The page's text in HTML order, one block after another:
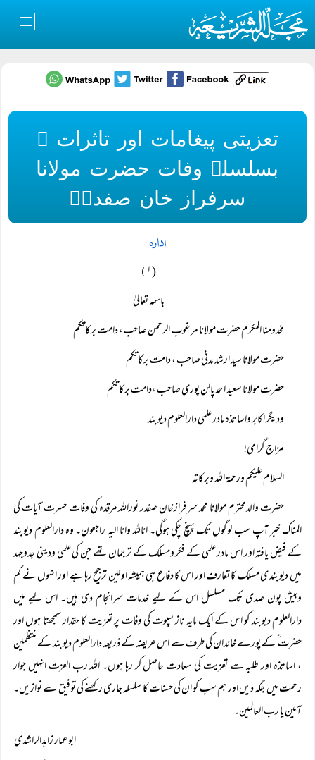
تعزیتی پیغامات اور تاثرات ۔
بسلسلہ وفات حضرت مولانا
سرفراز خان صفدرؒ
ادارہ
( ۱ )
باسمہ تعالیٰ
مخدومنا المکرم حضرت مولانا مرغوب الرحمن صاحب، دامت برکاتکم
حضرت مولانا سید ارشد مدنی صاحب ، دامت برکاتکم
حضرت مولانا سعید احمد پالن پوری صاحب ،دامت برکاتکم
ودیگر اکابر واساتذہ مادر علمی دارالعلوم دیوبند
مزاج گرامی!
السلام علیکم ورحمۃ اللہ وبرکاتہ
حضرت والدمحترم مولانا محمد سرفرازخان صفدر نوراللہ مرقدہ کی وفات حسرت آیات کی
المناک خبر آپ سب لوگوں تک پہنچ چکی ہوگی۔ اناللہ وانا الیہ راجعون۔ وہ دارالعلوم دیوبند
کے فیض یافتہ اور اس مادر علمی کے فکر ومسلک کے ترجمان تھے جن کی علمی ودینی جدوجہد
میں دیوبند ی مسلک کا تعارف اور اس کا دفاع ہی ہمیشہ اولین ترجیح رہا ہے اور انہوں نے کم
وبیش پون صدی تک مسلسل اس کے لیے خدمات سرانجام دی ہیں۔ اس لیے میں
دارالعلوم دیوبند کو اس کے ایک مایہ ناز سپوت کی وفات پر تعزیت کا حقدار سمجھتا ہوں اور
حضرت ؒ کے پورے خاندان کی طرف سے اس عریضہ کے ذریعہ دارالعلوم دیوبند کے منتظمین
، اساتذہ اور طلبہ سے تعزیت کی سعادت حاصل کر رہا ہوں۔ اللہ رب العزت انہیں جوار
رحمت میں جگہ دیں اور ہم سب کو ان کی حسنات کا سلسلہ جاری رکھنے کی توفیق سے نوازیں۔
آمین یا رب العالمین۔
ابوعمار زاہدالراشدی